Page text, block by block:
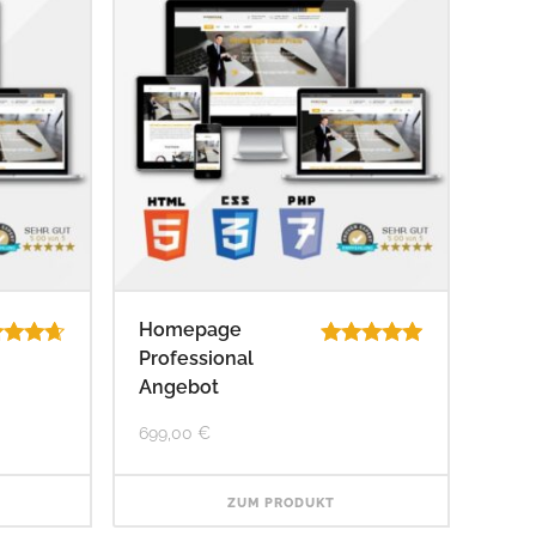
Homepage
Professional
Angebot
699,00 €
ZUM PRODUKT